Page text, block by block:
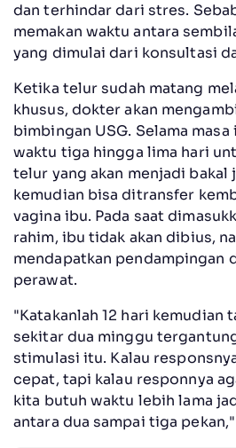
dan terhindar dari stres.
memakan waktu antara
yang dimulai dari konsultasi
Ketika telur sudah matang
khusus, dokter akan
bimbingan USG. Selama
waktu tiga hingga lima hari
telur yang akan menjadi bakal
kemudian bisa ditransfer
vagina ibu. Pada saat
rahim, ibu tidak akan dibius,
mendapatkan pendampingan
perawat.
"Katakanlah 12 hari kemudian
sekitar dua minggu
stimulasi itu. Kalau
cepat, tapi kalau responnya
kita butuh waktu lebih lama
antara dua sampai tiga